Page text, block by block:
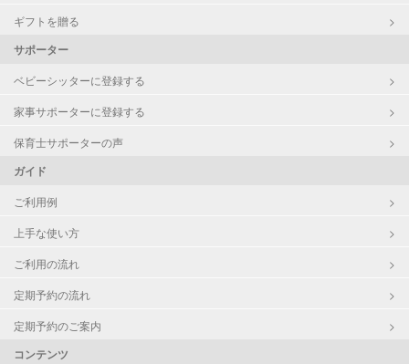
ギフトを贈る
サポーター
ベビーシッターに登録する
家事サポーターに登録する
保育士サポーターの声
ガイド
ご利用例
上手な使い方
ご利用の流れ
定期予約の流れ
定期予約のご案内
コンテンツ